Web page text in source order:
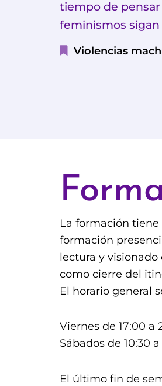
tiempo de
feminismos
Violencias
La formación
formación
lectura y
como cierre del
El horario general
Viernes de 17:00 a
Sábados de 10:30
El último fin de